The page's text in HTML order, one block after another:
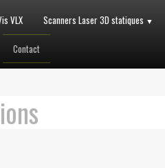
VLX Scanners Laser 3D statiques ▼
Contact